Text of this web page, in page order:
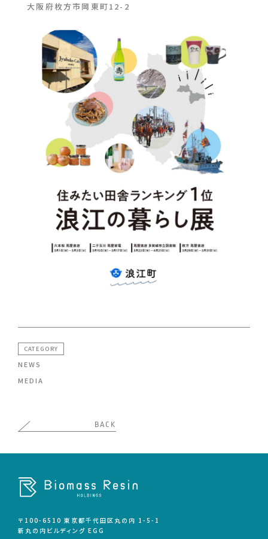
大阪府枚方市岡東町12-2
CATEGORY
NEWS
MEDIA
BACK
〒100-6510 東京都千代田区丸の内 1-5-1
新丸の内ビルディング゙ EGG